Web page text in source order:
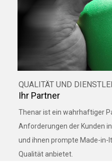
QUALITÄT UND
Ihr Partner
Thenar ist ein wahrhaftiger
Anforderungen der Kunden
und ihnen prompte Made-in-
Qualität anbietet.